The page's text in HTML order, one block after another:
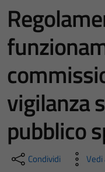
vigilanza
pubblico
Condividi Vedi